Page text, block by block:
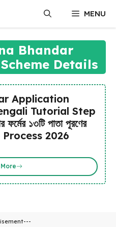
MENU
Bhandar
Details
Application
Tutorial Step
১৩টি পাতা পূরণের
Process 2026